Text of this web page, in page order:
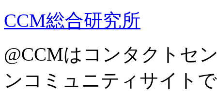
CCM総合研究所
@CCMはコンタクトセ
ンコミュニティサイト